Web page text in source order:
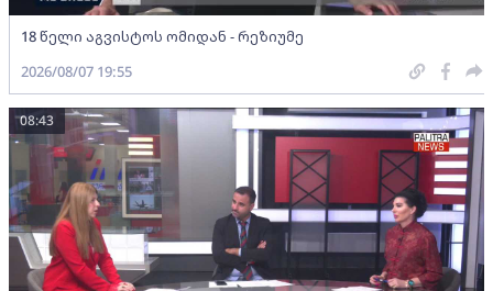
18 წელი აგვისტოს ომიდან - რეზიუმე
2026/08/07 19:55
08:43